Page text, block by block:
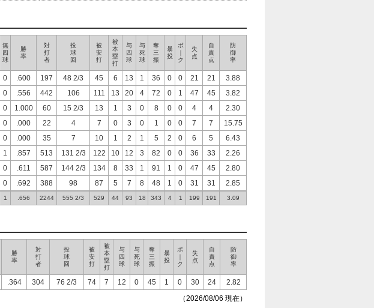
無
四
球
勝
率
対
打
者
投
球
回
被
安
打
被
本
塁
打
与
四
球
与
死
球
奪
三
振
暴
投
ボ
｜
ク
失
点
自
責
点
防
御
率
0 .600 197 48 2/3 45 6 13 1 36 0 0 21 21
3.88
0 .556 442 106 111 13 20 4 72 0 1 47 45
3.82
0 1.000 60 15 2/3 13 1 3 0 8 0 0 4 4
2.30
0 .000 22 4 7 0 3 0 1 0 0 7 7
15.75
0 .000 35 7 10 1 2 1 5 2 0 6 5
6.43
1 .857 513 131 2/3 122 10 12 3 82 0 0 36 33
2.26
0 .611 587 144 2/3 134 8 33 1 91 1 0 47 45
2.80
0 .692 388 98 87 5 7 8 48 1 0 31 31 2.85
1 .656 2244 555 2/3 529 44 93 18 343 4 1 199 191 3.09
勝
率
対
打
者
投
球
回
被
安
打
被
本
塁
打
与
四
球
与
死
球
奪
三
振
暴
投
ボ
｜
ク
失
点
自
責
点
防
御
率
.364 304 76 2/3 74 7 12 0 45 1 0 30 24
2.82
（2026/08/06 現在）